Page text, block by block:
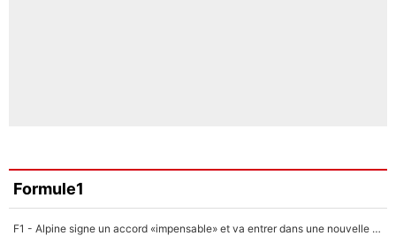
Formule1
F1 - Alpine signe un accord «impensable» et va entrer dans une nouvelle dimension : Grande nouvelle pour Pierre Gasly !